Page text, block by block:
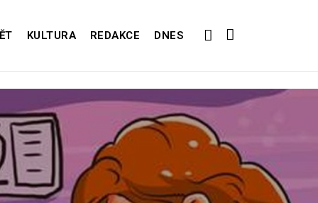
KULTURA REDAKCE DNES